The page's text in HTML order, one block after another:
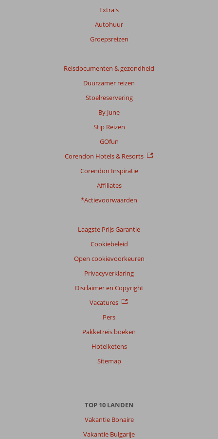
Extra's
Autohuur
Groepsreizen
Reisdocumenten & gezondheid
Duurzamer reizen
Stoelreservering
By June
Stip Reizen
GOfun
Corendon Hotels & Resorts
Corendon Inspiratie
Affiliates
*Actievoorwaarden
Laagste Prijs Garantie
Cookiebeleid
Open cookievoorkeuren
Privacyverklaring
Disclaimer en Copyright
Vacatures
Pers
Pakketreis boeken
Hotelketens
Sitemap
TOP 10 LANDEN
Vakantie Bonaire
Vakantie Bulgarije